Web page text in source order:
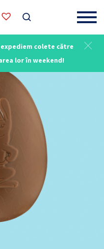
expediem colete către
lor în weekend!